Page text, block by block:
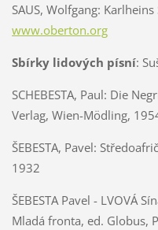
SAUS, Wolfgang: Karlheins
www.oberton.org
Sbírky lidových písní:
SCHEBESTA, Paul: Die
Verlag, Wien-Mödling,
ŠEBESTA, Pavel:
1932
ŠEBESTA Pavel - LVOVÁ
Mladá fronta, ed. Globus,